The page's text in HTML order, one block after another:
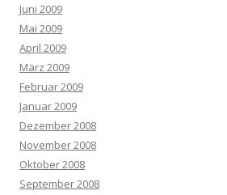
Juni 2009
Mai 2009
April 2009
März 2009
Februar 2009
Januar 2009
Dezember 2008
November 2008
Oktober 2008
September 2008